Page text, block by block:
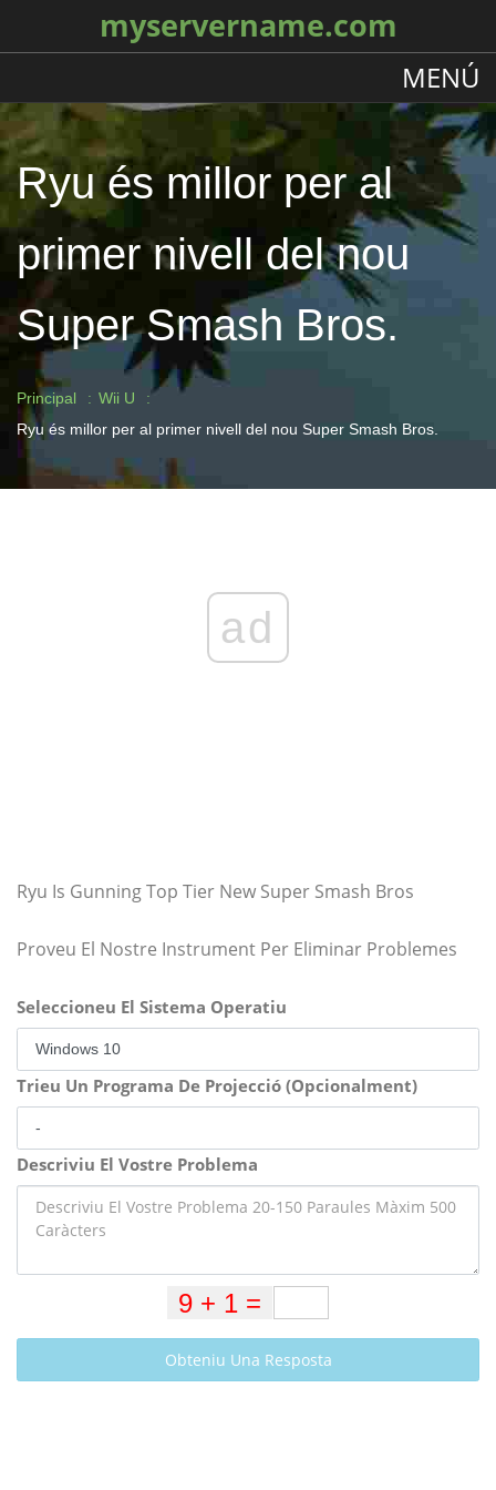
myservername.com
MENÚ
Ryu és millor per al
primer nivell del nou
Super Smash Bros.
Principal
Wii U
Ryu és millor per al primer nivell del nou Super Smash Bros.
ad
Ryu Is Gunning Top Tier New Super Smash Bros
Proveu El Nostre Instrument Per Eliminar Problemes
Seleccioneu El Sistema Operatiu
Trieu Un Programa De Projecció (Opcionalment)
Descriviu El Vostre Problema
Obteniu Una Resposta